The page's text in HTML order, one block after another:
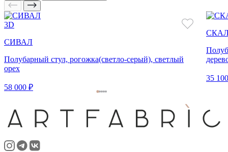
3D
СИВАЛ
Полубарный стул, рогожка(светло-серый), светлый
орех
58 000 ₽
35